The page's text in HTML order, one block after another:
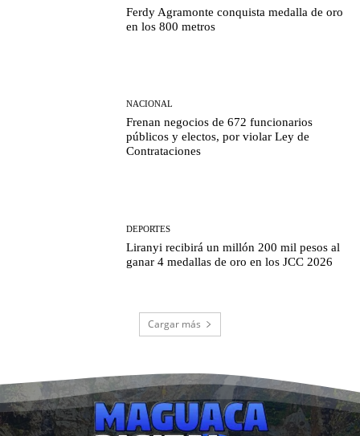
Ferdy Agramonte conquista medalla de oro
en los 800 metros
NACIONAL
Frenan negocios de 672 funcionarios
públicos y electos, por violar Ley de
Contrataciones
DEPORTES
Liranyi recibirá un millón 200 mil pesos al
ganar 4 medallas de oro en los JCC 2026
Cargar más